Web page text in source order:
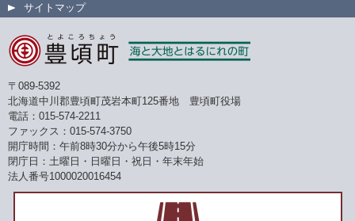
サイトマップ
〒089-5392
北海道中川郡豊頃町茂岩本町125番地 豊頃町役場
電話：015-574-2211
ファックス：015-574-3750
開庁時間：午前8時30分から午後5時15分
閉庁日：土曜日・日曜日・祝日・年末年始
法人番号1000020016454